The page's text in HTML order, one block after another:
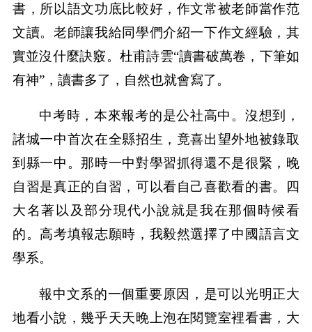
書，所以語文功底比較好，作文常被老師當作范
文讀。老師讓我給同學們介紹一下作文經驗，其
實並沒什麼訣竅。杜甫詩雲“讀書破萬卷，下筆如
有神”，讀書多了，自然也就會寫了。
中考時，本來報考的是公社高中。沒想到，
諸城一中首次在全縣招生，竟喜出望外地被錄取
到縣一中。那時一中對學習抓得還不是很緊，晚
自習是真正的自習，可以看自己喜歡看的書。四
大名著以及部分現代小說就是我在那個時候看
的。高考填報志願時，我毅然選擇了中國語言文
學系。
報中文系的一個重要原因，是可以光明正大
地看小說，幾乎天天晚上泡在閱覽室裡看書，大